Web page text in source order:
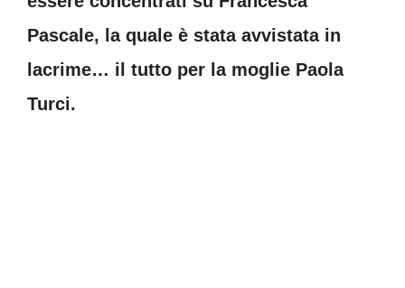
Pascale, la quale è stata avvistata in
lacrime… il tutto per la moglie Paola
Turci.